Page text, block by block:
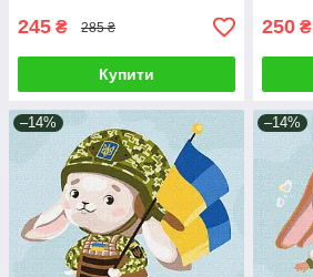
245 ₴ 285 ₴
Купити
250 ₴
–14% –14%